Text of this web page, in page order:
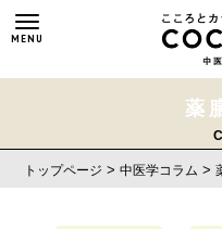
MENU
薬
トップページ >中医学コラム >